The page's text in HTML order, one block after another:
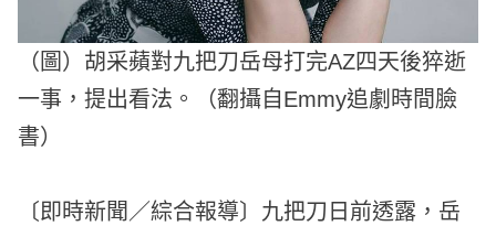
（圖）胡采蘋對九把刀岳母打完AZ四天後猝逝
一事，提出看法。（翻攝自Emmy追劇時間臉
書）
〔即時新聞／綜合報導〕九把刀日前透露，岳